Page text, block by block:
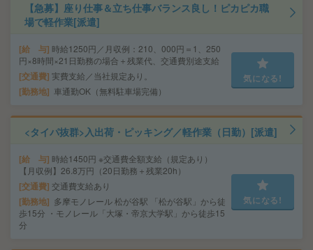
【急募】座り仕事＆立ち仕事バランス良し！ピカピカ職
場で軽作業[派遣]
給 与 時給1250円／月収例：210、000円＝1、250
円×8時間×21日勤務の場合＋残業代、交通費別途支給
交通費 実費支給／当社規定あり。
勤務地 車通勤OK（無料駐車場完備）
気になる!
<タイパ抜群>入出荷・ピッキング／軽作業（日勤）[派遣]
給 与 時給1450円 ※交通費全額支給（規定あり）
【月収例】26.8万円（20日勤務＋残業20h）
交通費 交通費支給あり
勤務地
多摩モノレール 松が谷駅 「松が谷駅」から徒
歩15分 ・モノレール「大塚・帝京大学駅」から徒歩15
分
気になる!